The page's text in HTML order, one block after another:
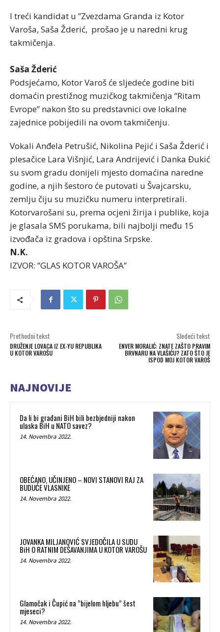
I treći kandidat u ”Zvezdama Granda iz Kotor
Varoša, Saša Žderić, prošao je u naredni krug
takmičenja.
Saša Žderić
Podsjećamo, Kotor Varoš će sljedeće godine biti
domaćin prestižnog muzičkog takmičenja “Ritam
Evrope” nakon što su predstavnici ove lokalne
zajednice pobijedili na ovom takmičenju.
Vokali Anđela Petrušić, Nikolina Pejić i Saša Žderić i
plesačice Lara Višnjić, Lara Andrijević i Danka Đukić
su svom gradu donijeli mjesto domaćina naredne
godine, a njih šestoro će putovati u Švajcarsku,
zemlju čiju su muzičku numeru interpretirali.
Kotorvarošani su, prema ocjeni žirija i publike, koja
je glasala SMS porukama, bili najbolji među 15
izvođača iz gradova i opština Srpske.
N.K.
IZVOR: ”GLAS KOTOR VAROŠA”
Prethodni tekst
DRUŽENJE LOVACA IZ EX-YU REPUBLIKA
U KOTOR VAROŠU
Sledeći tekst
ENVER MORALIĆ: ZNATE ZAŠTO PRAVIM
BRVNARU NA VLAŠIĆU? ZATO ŠTO JE
ISPOD MOJ KOTOR VAROŠ
NAJNOVIJE
Da li bi građani BiH bili bezbjedniji nakon
ulaska BiH u NATO savez?
14. Novembra 2022.
OBEĆANO, UČINJENO – NOVI STANOVI RAJ ZA
BUDUĆE VLASNIKE
14. Novembra 2022.
JOVANKA MILJANOVIĆ SVJEDOČILA U SUDU
BiH O RATNIM DEŠAVANJIMA U KOTOR VAROŠU
14. Novembra 2022.
Glamočak i Čupić na ”bijelom hljebu” šest
mjeseci?
14. Novembra 2022.